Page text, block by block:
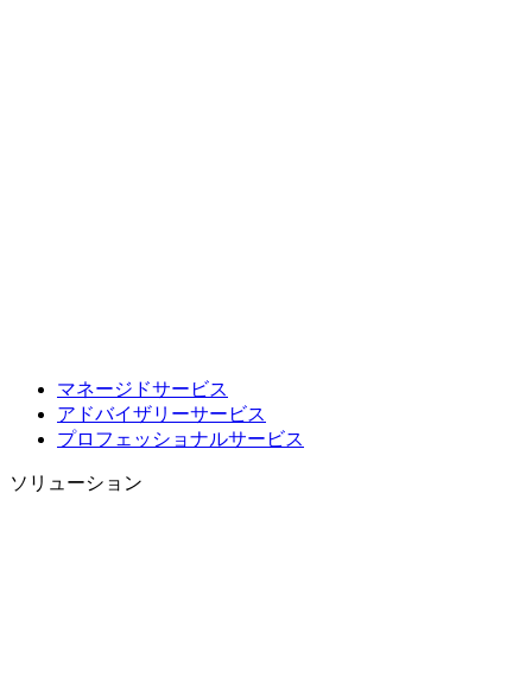
マネージドサービス
アドバイザリーサービス
プロフェッショナルサービス
ソリューション